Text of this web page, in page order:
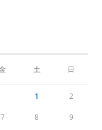
土 日
1 2
7 8 9